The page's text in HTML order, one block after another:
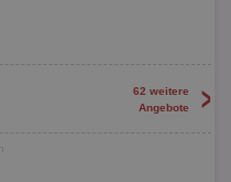
62 weitere
Angebote
>